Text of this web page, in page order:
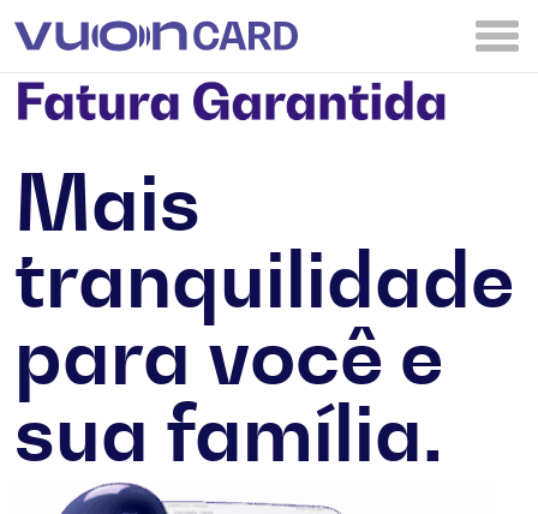
Mais
tranquilidade
para você e
sua família.